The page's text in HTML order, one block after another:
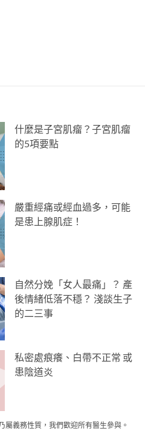
什麼是子宮肌瘤？子宮肌瘤
的5項要點
嚴重經痛或經血過多，可能
是患上腺肌症！
自然分娩「女人最痛」？ 產
後情緒低落不穩？ 淺談生子
的二三事
私密處痕癢、白帶不正常 或
患陰道炎
屬義務性質，我們歡迎所有醫生參與。